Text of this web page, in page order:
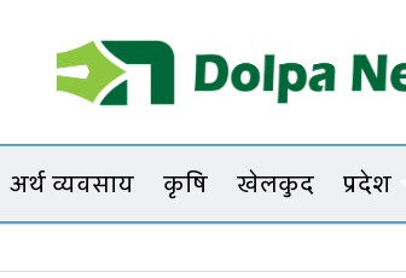
Dolpanews
अर्थ व्यवसाय कृषि खेलकुद प्रदेश